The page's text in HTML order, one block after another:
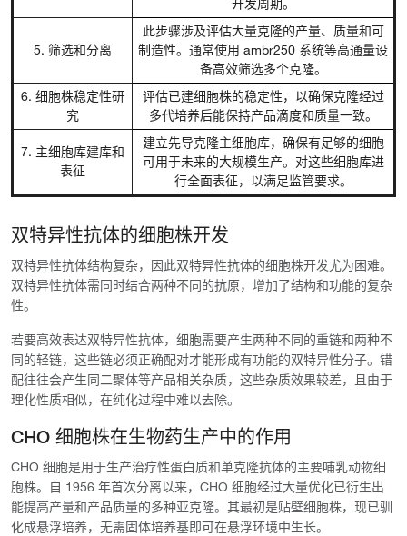
开发周期。
5. 筛选和分离
此步骤涉及评估大量克隆的产量、质量和可
制造性。通常使用 ambr250 系统等高通量设
备高效筛选多个克隆。
6. 细胞株稳定性研
究
评估已建细胞株的稳定性，以确保克隆经过
多代培养后能保持产品滴度和质量一致。
7. 主细胞库建库和
表征
建立先导克隆主细胞库，确保有足够的细胞
可用于未来的大规模生产。对这些细胞库进
行全面表征，以满足监管要求。
双特异性抗体的细胞株开发
双特异性抗体结构复杂，因此双特异性抗体的细胞株开发尤为困难。
双特异性抗体需同时结合两种不同的抗原，增加了结构和功能的复杂
性。
若要高效表达双特异性抗体，细胞需要产生两种不同的重链和两种不
同的轻链，这些链必须正确配对才能形成有功能的双特异性分子。错
配往往会产生同二聚体等产品相关杂质，这些杂质效果较差，且由于
理化性质相似，在纯化过程中难以去除。
CHO 细胞株在生物药生产中的作用
CHO 细胞是用于生产治疗性蛋白质和单克隆抗体的主要哺乳动物细
胞株。自 1956 年首次分离以来，CHO 细胞经过大量优化已衍生出
能提高产量和产品质量的多种亚克隆。其最初是贴壁细胞株，现已驯
化成悬浮培养，无需固体培养基即可在悬浮环境中生长。